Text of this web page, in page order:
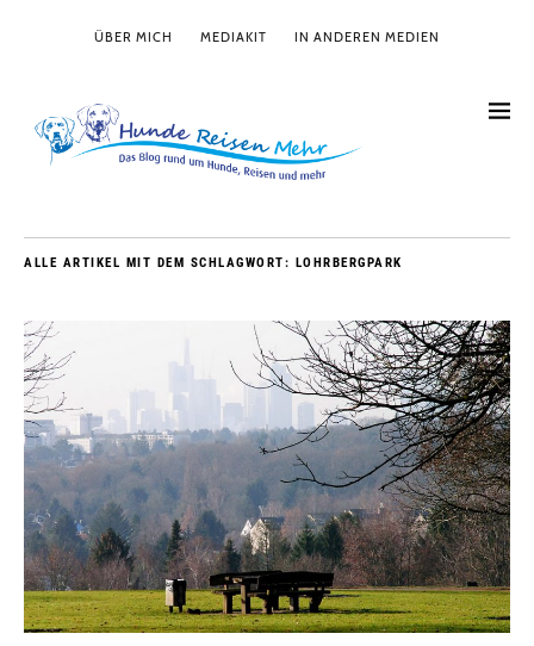
ÜBER MICH MEDIAKIT IN ANDEREN MEDIEN
ALLE ARTIKEL MIT DEM SCHLAGWORT: LOHRBERGPARK